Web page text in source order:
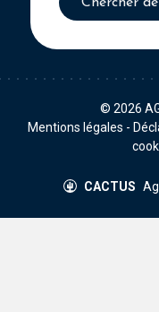
© 2026
Mentions légales -
CACTUS